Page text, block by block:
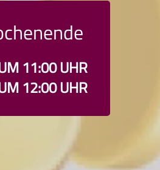
11:00 UHR
12:00 UHR